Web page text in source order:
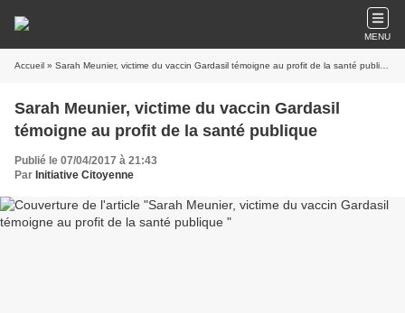
MENU
Accueil » Sarah Meunier, victime du vaccin Gardasil témoigne au profit de la santé publique
Sarah Meunier, victime du vaccin Gardasil
témoigne au profit de la santé publique
Publié le 07/04/2017 à 21:43
Par Initiative Citoyenne